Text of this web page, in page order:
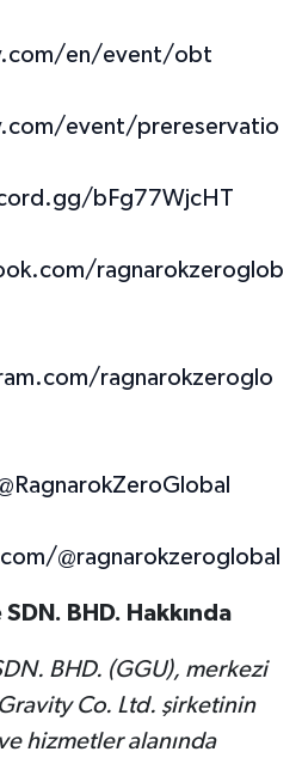
en/event/obt
event/prereservatio
bFg77WjcHT
ragnarokzeroglob
ragnarokzeroglo
@ragnarokzeroglobal
BHD. Hakkında
BHD. (GGU), merkezi
Co. Ltd. şirketinin
hizmetler alanında